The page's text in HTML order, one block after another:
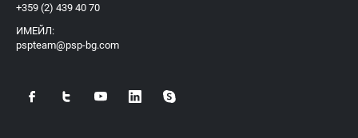
+359 (2) 439 40 70
ИМЕЙЛ:
pspteam@psp-bg.com